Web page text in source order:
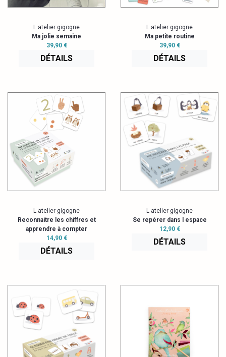
L atelier gigogne
Ma jolie semaine
39,90 €
DÉTAILS
L atelier gigogne
Ma petite routine
39,90 €
DÉTAILS
L atelier gigogne
Reconnaitre les chiffres et
apprendre à compter
14,90 €
DÉTAILS
L atelier gigogne
Se repérer dans l espace
12,90 €
DÉTAILS